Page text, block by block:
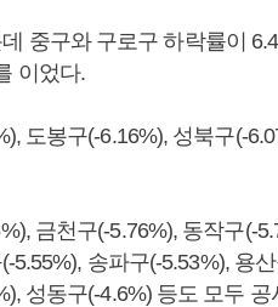
중구와 구로구 하락률이
이었다.
도봉구(-6.16%), 성북구(-
금천구(-5.76%), 동작구(-
5.55%), 송파구(-5.53%), 용
성동구(-4.6%) 등도 모두